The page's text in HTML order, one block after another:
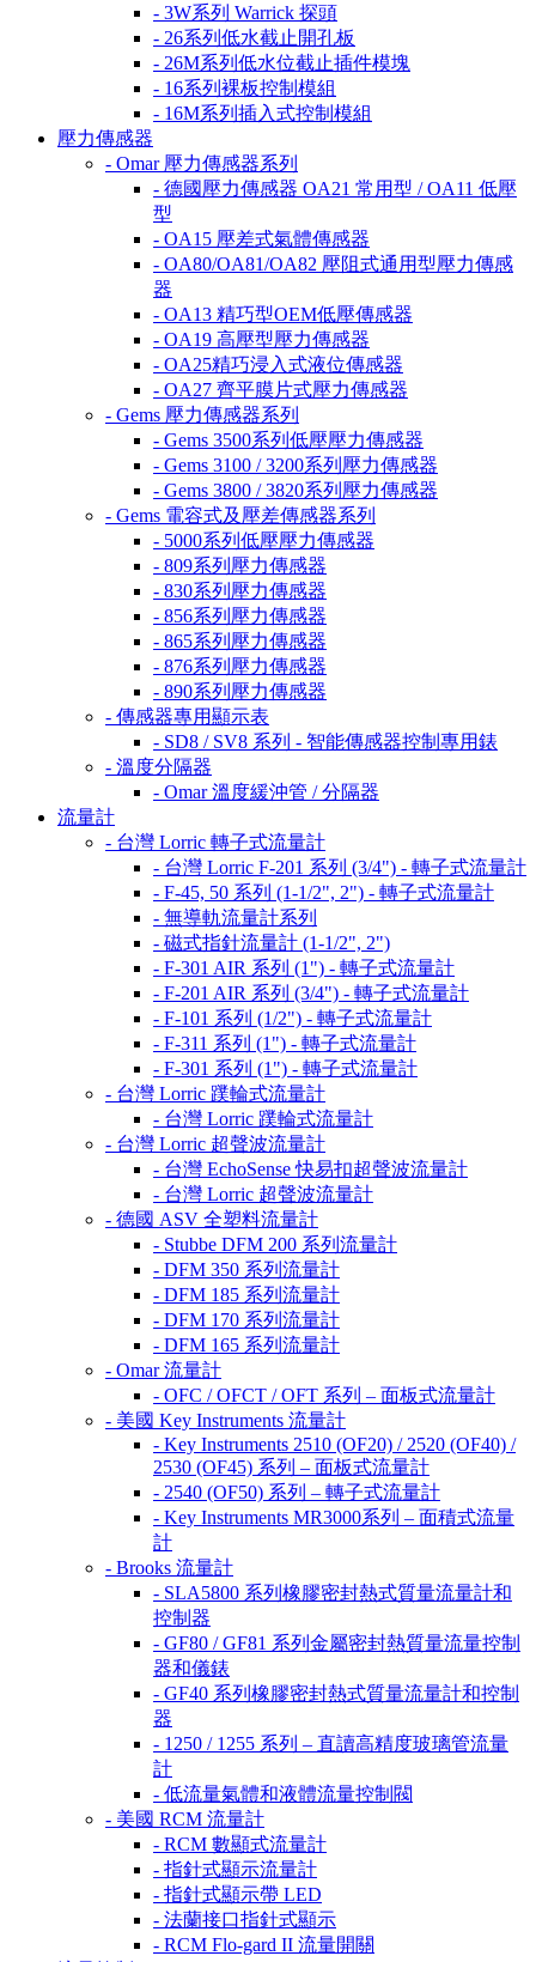
- 3W系列 Warrick 探頭
- 26系列低水截止開孔板
- 26M系列低水位截止插件模塊
- 16系列裸板控制模組
- 16M系列插入式控制模組
壓力傳感器
- Omar 壓力傳感器系列
- 德國壓力傳感器 OA21 常用型 / OA11 低壓
型
- OA15 壓差式氣體傳感器
- OA80/OA81/OA82 壓阻式通用型壓力傳感
器
- OA13 精巧型OEM低壓傳感器
- OA19 高壓型壓力傳感器
- OA25精巧浸入式液位傳感器
- OA27 齊平膜片式壓力傳感器
- Gems 壓力傳感器系列
- Gems 3500系列低壓壓力傳感器
- Gems 3100 / 3200系列壓力傳感器
- Gems 3800 / 3820系列壓力傳感器
- Gems 電容式及壓差傳感器系列
- 5000系列低壓壓力傳感器
- 809系列壓力傳感器
- 830系列壓力傳感器
- 856系列壓力傳感器
- 865系列壓力傳感器
- 876系列壓力傳感器
- 890系列壓力傳感器
- 傳感器專用顯示表
- SD8 / SV8 系列 - 智能傳感器控制專用錶
- 溫度分隔器
- Omar 溫度緩沖管 / 分隔器
流量計
- 台灣 Lorric 轉子式流量計
- 台灣 Lorric F-201 系列 (3/4") - 轉子式流量計
- F-45, 50 系列 (1-1/2", 2") - 轉子式流量計
- 無導軌流量計系列
- 磁式指針流量計 (1-1/2", 2")
- F-301 AIR 系列 (1") - 轉子式流量計
- F-201 AIR 系列 (3/4") - 轉子式流量計
- F-101 系列 (1/2") - 轉子式流量計
- F-311 系列 (1") - 轉子式流量計
- F-301 系列 (1") - 轉子式流量計
- 台灣 Lorric 蹼輪式流量計
- 台灣 Lorric 蹼輪式流量計
- 台灣 Lorric 超聲波流量計
- 台灣 EchoSense 快易扣超聲波流量計
- 台灣 Lorric 超聲波流量計
- 德國 ASV 全塑料流量計
- Stubbe DFM 200 系列流量計
- DFM 350 系列流量計
- DFM 185 系列流量計
- DFM 170 系列流量計
- DFM 165 系列流量計
- Omar 流量計
- OFC / OFCT / OFT 系列 – 面板式流量計
- 美國 Key Instruments 流量計
- Key Instruments 2510 (OF20) / 2520 (OF40) /
2530 (OF45) 系列 – 面板式流量計
- 2540 (OF50) 系列 – 轉子式流量計
- Key Instruments MR3000系列 – 面積式流量
計
- Brooks 流量計
- SLA5800 系列橡膠密封熱式質量流量計和
控制器
- GF80 / GF81 系列金屬密封熱質量流量控制
器和儀錶
- GF40 系列橡膠密封熱式質量流量計和控制
器
- 1250 / 1255 系列 – 直讀高精度玻璃管流量
計
- 低流量氣體和液體流量控制閥
- 美國 RCM 流量計
- RCM 數顯式流量計
- 指針式顯示流量計
- 指針式顯示帶 LED
- 法蘭接口指針式顯示
- RCM Flo-gard II 流量開關